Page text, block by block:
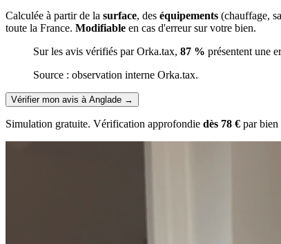
Calculée à partir de la surface, des équipements (chauffage,
toute la France. Modifiable en cas d'erreur sur votre bien.
Sur les avis vérifiés par Orka.tax, 87 % présentent une
Source : observation interne Orka.tax.
Vérifier mon avis à Anglade →
Simulation gratuite. Vérification approfondie dès 78 € par bien